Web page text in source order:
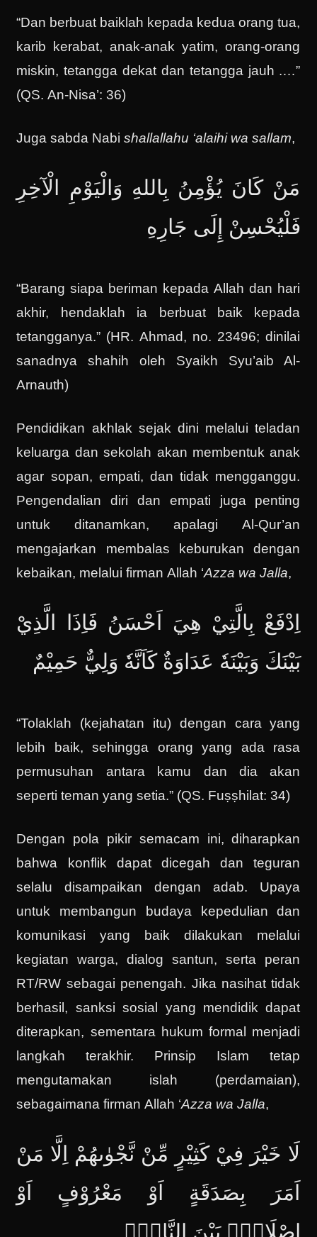
“Dan berbuat baiklah kepada kedua orang tua,
karib kerabat, anak-anak yatim, orang-orang
miskin, tetangga dekat dan tetangga jauh .…”
(QS. An-Nisa’: 36)
Juga sabda Nabishallallahu ‘alaihi wa sallam,
مَنْ كَانَ يُؤْمِنُ بِاللهِ وَالْيَوْمِ الْآخِرِ
فَلْيُحْسِنْ إِلَى جَارِهِ
“Barang siapa beriman kepada Allah dan hari
akhir, hendaklah ia berbuat baik kepada
tetangganya.” (HR. Ahmad, no. 23496; dinilai
sanadnya shahih oleh Syaikh Syu’aib Al-
Arnauth)
Pendidikan akhlak sejak dini melalui teladan
keluarga dan sekolah akan membentuk anak
agar sopan, empati, dan tidak mengganggu.
Pengendalian diri dan empati juga penting
untuk ditanamkan, apalagi Al-Qur’an
mengajarkan membalas keburukan dengan
kebaikan, melalui firman Allah ‘Azza wa Jalla,
اِدْفَعْ بِالَّتِيْ هِيَ اَحْسَنُ فَاِذَا الَّذِيْ
بَيْنَكَ وَبَيْنَهٗ عَدَاوَةٌ كَاَنَّهٗ وَلِيٌّ حَمِيْمٌ
“Tolaklah (kejahatan itu) dengan cara yang
lebih baik, sehingga orang yang ada rasa
permusuhan antara kamu dan dia akan
seperti teman yang setia.” (QS. Fuṣṣhilat: 34)
Dengan pola pikir semacam ini, diharapkan
bahwa konflik dapat dicegah dan teguran
selalu disampaikan dengan adab. Upaya
untuk membangun budaya kepedulian dan
komunikasi yang baik dilakukan melalui
kegiatan warga, dialog santun, serta peran
RT/RW sebagai penengah. Jika nasihat tidak
berhasil, sanksi sosial yang mendidik dapat
diterapkan, sementara hukum formal menjadi
langkah terakhir. Prinsip Islam tetap
mengutamakan islah (perdamaian),
sebagaimana firman Allah ‘Azza wa Jalla,
لَا خَيْرَ فِيْ كَثِيْرٍ مِّنْ نَّجْوٰىهُمْ اِلَّا مَنْ
اَمَرَ بِصَدَقَةٍ اَوْ مَعْرُوْفٍ اَوْ
اِصْلَاحٍۢ بَيْنَ النَّاسِۗ